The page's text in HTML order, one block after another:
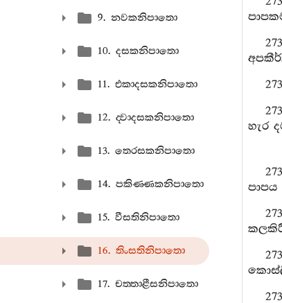
9. නවකනිපාතො
10. දසකනිපාතො
11. එකාදසකනිපාතො
12. ද‍්වාදසකනිපාතො
13. තෙරසකනිපාතො
14. පකිණ‍්ණකනිපාතො
15. වීසතිනිපාතො
16. තිංසතිනිපාතො
17. චත‍්තාළීසනිපාතො
හැර
පාපය